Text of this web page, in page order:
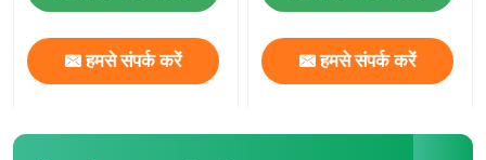
हमसे संपर्क करें हमसे संपर्क करें